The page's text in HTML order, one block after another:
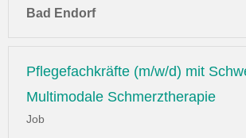
Bad Endorf
Pflegefachkräfte (m/w/d) mit
Multimodale Schmerztherapie
Job